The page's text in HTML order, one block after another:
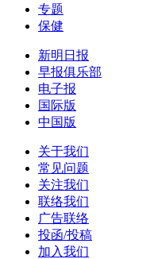
专题
保健
新明日报
早报俱乐部
电子报
国际版
中国版
关于我们
常见问题
关注我们
联络我们
广告联络
投函/投稿
加入我们